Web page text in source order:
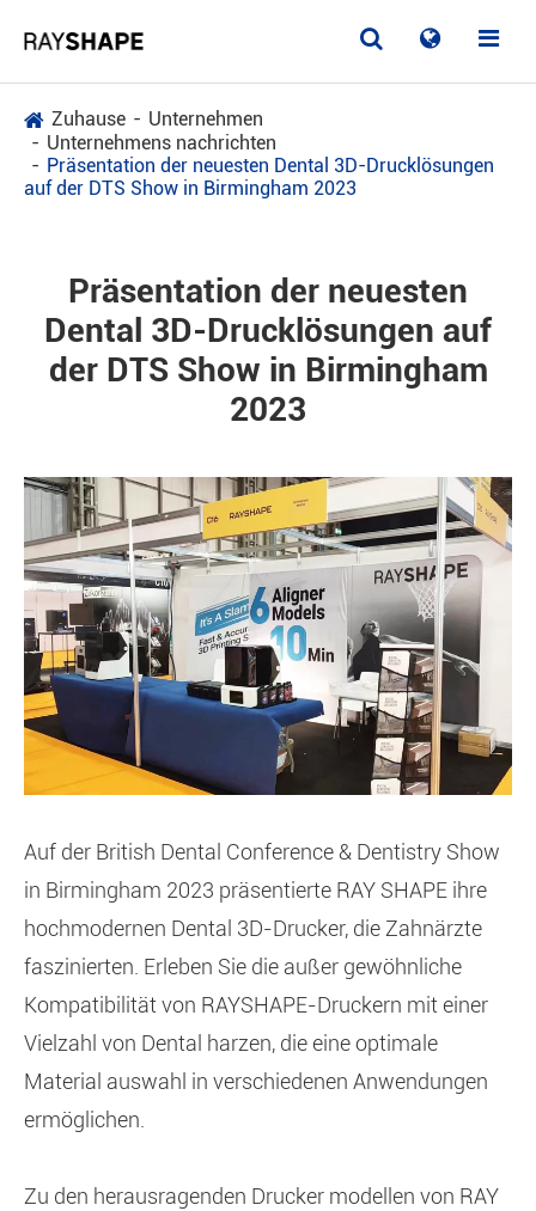
Zuhause
Unternehmen
Unternehmens nachrichten
Präsentation der neuesten Dental 3D-Drucklösungen
auf der DTS Show in Birmingham 2023
Präsentation der neuesten
Dental 3D-Drucklösungen auf
der DTS Show in Birmingham
2023
Auf der British Dental Conference & Dentistry Show
in Birmingham 2023 präsentierte RAY SHAPE ihre
hochmodernen Dental 3D-Drucker, die Zahnärzte
faszinierten. Erleben Sie die außer gewöhnliche
Kompatibilität von RAYSHAPE-Druckern mit einer
Vielzahl von Dental harzen, die eine optimale
Material auswahl in verschiedenen Anwendungen
ermöglichen.
Zu den herausragenden Drucker modellen von RAY